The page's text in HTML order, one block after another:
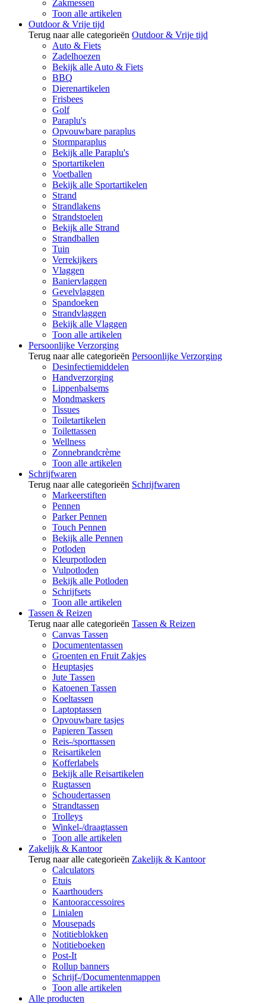
Zakmessen
Toon alle artikelen
Outdoor & Vrije tijd
Terug naar alle categorieën Outdoor & Vrije tijd
Auto & Fiets
Zadelhoezen
Bekijk alle Auto & Fiets
BBQ
Dierenartikelen
Frisbees
Golf
Paraplu's
Opvouwbare paraplus
Stormparaplus
Bekijk alle Paraplu's
Sportartikelen
Voetballen
Bekijk alle Sportartikelen
Strand
Strandlakens
Strandstoelen
Bekijk alle Strand
Strandballen
Tuin
Verrekijkers
Vlaggen
Baniervlaggen
Gevelvlaggen
Spandoeken
Strandvlaggen
Bekijk alle Vlaggen
Toon alle artikelen
Persoonlijke Verzorging
Terug naar alle categorieën Persoonlijke Verzorging
Desinfectiemiddelen
Handverzorging
Lippenbalsems
Mondmaskers
Tissues
Toiletartikelen
Toilettassen
Wellness
Zonnebrandcrème
Toon alle artikelen
Schrijfwaren
Terug naar alle categorieën Schrijfwaren
Markeerstiften
Pennen
Parker Pennen
Touch Pennen
Bekijk alle Pennen
Potloden
Kleurpotloden
Vulpotloden
Bekijk alle Potloden
Schrijfsets
Toon alle artikelen
Tassen & Reizen
Terug naar alle categorieën Tassen & Reizen
Canvas Tassen
Documententassen
Groenten en Fruit Zakjes
Heuptasjes
Jute Tassen
Katoenen Tassen
Koeltassen
Laptoptassen
Opvouwbare tasjes
Papieren Tassen
Reis-/sporttassen
Reisartikelen
Kofferlabels
Bekijk alle Reisartikelen
Rugtassen
Schoudertassen
Strandtassen
Trolleys
Winkel-/draagtassen
Toon alle artikelen
Zakelijk & Kantoor
Terug naar alle categorieën Zakelijk & Kantoor
Calculators
Etuis
Kaarthouders
Kantooraccessoires
Linialen
Mousepads
Notitieblokken
Notitieboeken
Post-It
Rollup banners
Schrijf-/Documentenmappen
Toon alle artikelen
Alle producten